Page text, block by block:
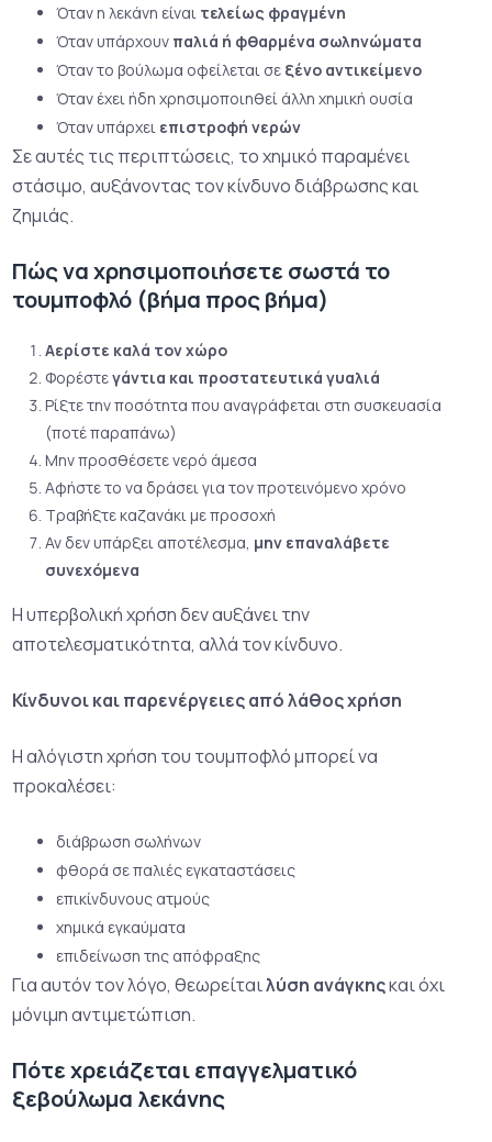
Όταν η λεκάνη είναι τελείως φραγμένη
Όταν υπάρχουν παλιά ή φθαρμένα σωληνώματα
Όταν το βούλωμα οφείλεται σε ξένο αντικείμενο
Όταν έχει ήδη χρησιμοποιηθεί άλλη χημική ουσία
Όταν υπάρχει επιστροφή νερών
Σε αυτές τις περιπτώσεις, το χημικό παραμένει
στάσιμο, αυξάνοντας τον κίνδυνο διάβρωσης και
ζημιάς.
Πώς να χρησιμοποιήσετε σωστά το
τουμποφλό (βήμα προς βήμα)
Αερίστε καλά τον χώρο
Φορέστεγάντια και προστατευτικά γυαλιά
Ρίξτε την ποσότητα που αναγράφεται στη συσκευασία
(ποτέ παραπάνω)
Μην προσθέσετε νερό άμεσα
Αφήστε το να δράσει για τον προτεινόμενο χρόνο
Τραβήξτε καζανάκι με προσοχή
Αν δεν υπάρξει αποτέλεσμα, μην επαναλάβετε
συνεχόμενα
Η υπερβολική χρήση δεν αυξάνει την
αποτελεσματικότητα, αλλά τον κίνδυνο.
Κίνδυνοι και παρενέργειες από λάθος χρήση
Η αλόγιστη χρήση του τουμποφλό μπορεί να
προκαλέσει:
διάβρωση σωλήνων
φθορά σε παλιές εγκαταστάσεις
επικίνδυνους ατμούς
χημικά εγκαύματα
επιδείνωση της απόφραξης
Για αυτόν τον λόγο, θεωρείταιλύση ανάγκηςκαι όχι
μόνιμη αντιμετώπιση.
Πότε χρειάζεται επαγγελματικό
ξεβούλωμα λεκάνης